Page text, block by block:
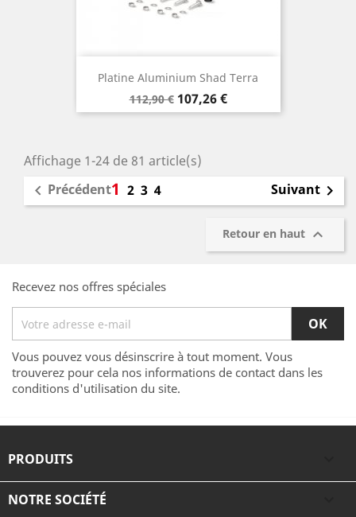
Platine Aluminium Shad Terra
Prix
de
112,90 € Prix
107,26 €
Affichage 1-24 de 81 article(s)
 Précédent1 2 3 4 Suivant 
Retour en haut 
Recevez nos offres spéciales
Vous pouvez vous désinscrire à tout moment. Vous
trouverez pour cela nos informations de contact dans les
conditions d'utilisation du site.
PRODUITS
NOTRE SOCIÉTÉ